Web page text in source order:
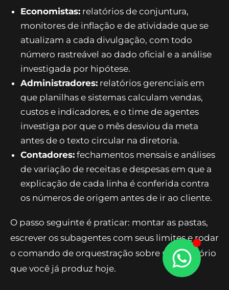
checador no fim. Com isso, o relatório se refaz a
cada divulgação sem perder a rastreabilidade
de nenhuma afirmação.
A mesma arquitetura — fontes oficiais, métricas
em arquivos conferíveis, agentes investigando
variações e um ciclo de checagem antes de
publicar — se transporta para qualquer rotina
que combine números e narrativa:
Economistas:relatórios de conjuntura,
monitores de inflação e de atividade que se
atualizam a cada divulgação, com todo
número rastreável ao dado oficial e a análise
investigada por hipótese.
Administradores:
relatórios gerenciais em
custos e indicadores, e o time de agentes
investiga por que o mês desviou da meta
antes de o texto circular na diretoria.